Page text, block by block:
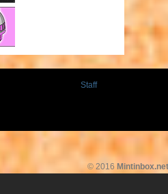
Staff
© 2016 Mintinbox.net